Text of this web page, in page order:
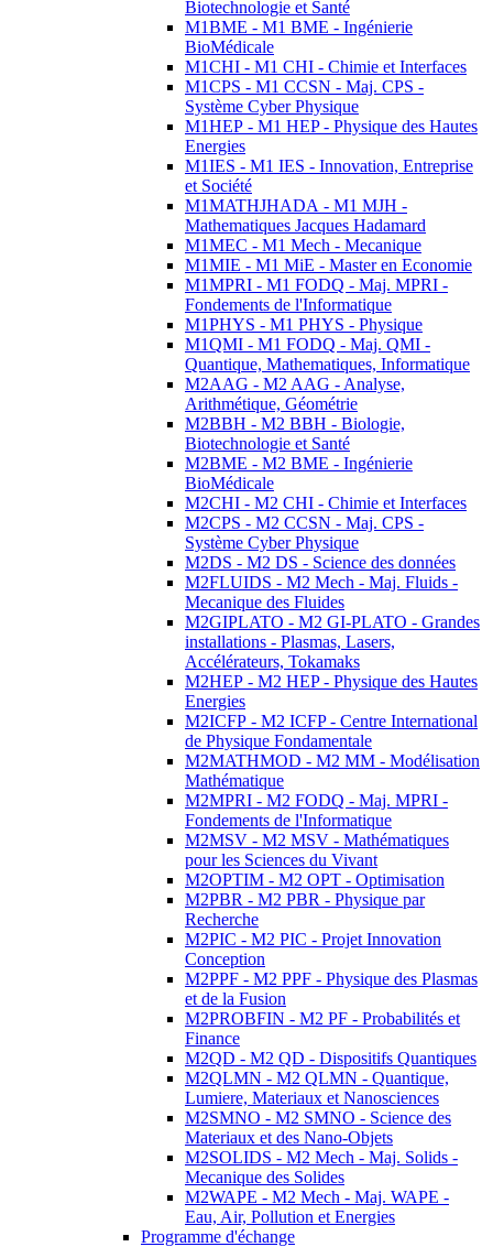
Biotechnologie et Santé
M1BME - M1 BME - Ingénierie
BioMédicale
M1CHI - M1 CHI - Chimie et Interfaces
M1CPS - M1 CCSN - Maj. CPS -
Système Cyber Physique
M1HEP - M1 HEP - Physique des Hautes
Energies
M1IES - M1 IES - Innovation, Entreprise
et Société
M1MATHJHADA - M1 MJH -
Mathematiques Jacques Hadamard
M1MEC - M1 Mech - Mecanique
M1MIE - M1 MiE - Master en Economie
M1MPRI - M1 FODQ - Maj. MPRI -
Fondements de l'Informatique
M1PHYS - M1 PHYS - Physique
M1QMI - M1 FODQ - Maj. QMI -
Quantique, Mathematiques, Informatique
M2AAG - M2 AAG - Analyse,
Arithmétique, Géométrie
M2BBH - M2 BBH - Biologie,
Biotechnologie et Santé
M2BME - M2 BME - Ingénierie
BioMédicale
M2CHI - M2 CHI - Chimie et Interfaces
M2CPS - M2 CCSN - Maj. CPS -
Système Cyber Physique
M2DS - M2 DS - Science des données
M2FLUIDS - M2 Mech - Maj. Fluids -
Mecanique des Fluides
M2GIPLATO - M2 GI-PLATO - Grandes
installations - Plasmas, Lasers,
Accélérateurs, Tokamaks
M2HEP - M2 HEP - Physique des Hautes
Energies
M2ICFP - M2 ICFP - Centre International
de Physique Fondamentale
M2MATHMOD - M2 MM - Modélisation
Mathématique
M2MPRI - M2 FODQ - Maj. MPRI -
Fondements de l'Informatique
M2MSV - M2 MSV - Mathématiques
pour les Sciences du Vivant
M2OPTIM - M2 OPT - Optimisation
M2PBR - M2 PBR - Physique par
Recherche
M2PIC - M2 PIC - Projet Innovation
Conception
M2PPF - M2 PPF - Physique des Plasmas
et de la Fusion
M2PROBFIN - M2 PF - Probabilités et
Finance
M2QD - M2 QD - Dispositifs Quantiques
M2QLMN - M2 QLMN - Quantique,
Lumiere, Materiaux et Nanosciences
M2SMNO - M2 SMNO - Science des
Materiaux et des Nano-Objets
M2SOLIDS - M2 Mech - Maj. Solids -
Mecanique des Solides
M2WAPE - M2 Mech - Maj. WAPE -
Eau, Air, Pollution et Energies
Programme d'échange